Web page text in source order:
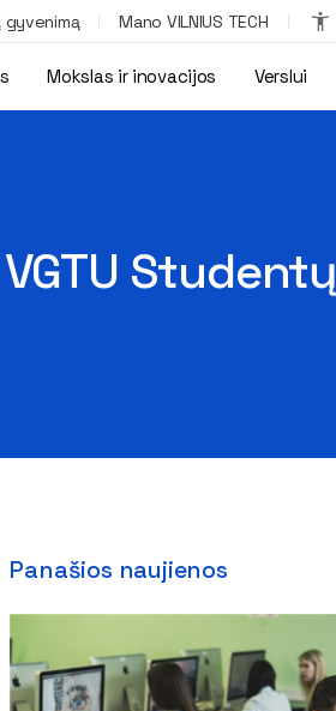
gyvenimą Mano VILNIUS TECH
Mokslas ir inovacijos Verslui
fakultete!
Studentų
Panašios naujienos